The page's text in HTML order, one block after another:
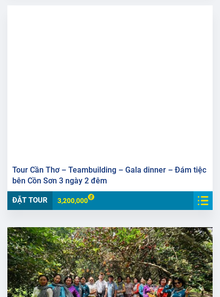
Tour Cần Thơ – Teambuilding – Gala dinner – Đám tiệc
bên Cồn Sơn 3 ngày 2 đêm
ĐẶT TOUR 3,200,000